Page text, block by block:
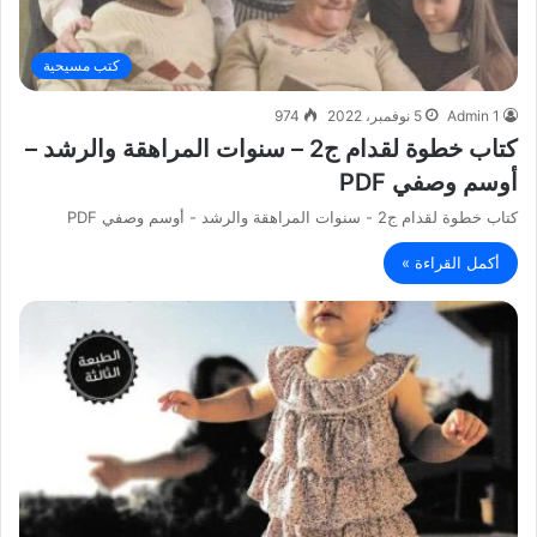
كتب مسيحية
Admin 1 5 نوفمبر، 2022 974
كتاب خطوة لقدام ج2 – سنوات المراهقة والرشد –
أوسم وصفي PDF
كتاب خطوة لقدام ج2 - سنوات المراهقة والرشد - أوسم وصفي PDF
أكمل القراءة »